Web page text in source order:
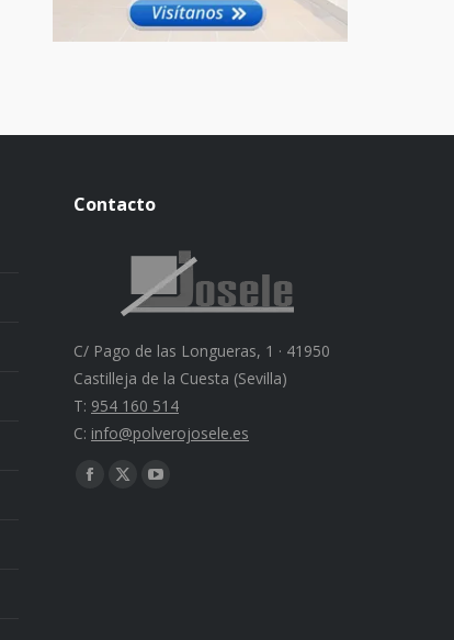
Contacto
C/ Pago de las Longueras, 1 · 41950
Castilleja de la Cuesta (Sevilla)
T: 954 160 514
C: info@polverojosele.es
Find us on:
Facebook
X
YouTube